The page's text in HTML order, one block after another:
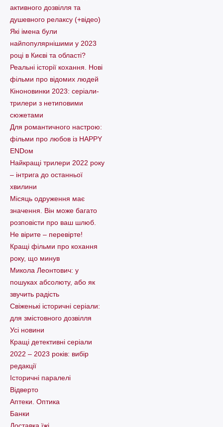
активного дозвілля та
душевного релаксу (+відео)
Які імена були
найпопулярнішими у 2023
році в Києві та області?
Реальні історії кохання. Нові
фільми про відомих людей
Кіноновинки 2023: серіали-
трилери з нетиповими
сюжетами
Для романтичного настрою:
фільми про любов із HAPPY
ENDом
Найкращі трилери 2022 року
– інтрига до останньої
хвилини
Місяць одруження має
значення. Він може багато
розповісти про ваш шлюб.
Не вірите – перевірте!
Кращі фільми про кохання
року, що минув
Микола Леонтович: у
пошуках абсолюту, або як
звучить радість
Свіженькі історичні серіали:
для змістовного дозвілля
Усі новини
Кращі детективні серіали
2022 – 2023 років: вибір
редакції
Історичні паралелі
Відверто
Аптеки. Оптика
Банки
Доставка їжі